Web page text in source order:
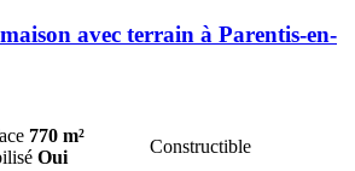
avec terrain à Parentis-en-
770 m²
Oui
Constructible